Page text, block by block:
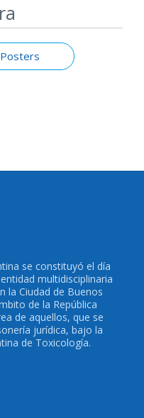
se constituyó el día
multidisciplinaria
la Ciudad de Buenos
de la República
de aquellos, que se
jurídica, bajo la
de Toxicología.